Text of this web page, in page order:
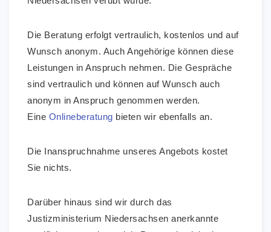
Die Beratung erfolgt vertraulich, kostenlos und auf
Wunsch anonym. Auch Angehörige können diese
Leistungen in Anspruch nehmen. Die Gespräche
sind vertraulich und können auf Wunsch auch
anonym in Anspruch genommen werden.
Eine Onlineberatung bieten wir ebenfalls an.
Die Inanspruchnahme unseres Angebots kostet
Sie nichts.
Darüber hinaus sind wir durch das
Justizministerium Niedersachsen anerkannte